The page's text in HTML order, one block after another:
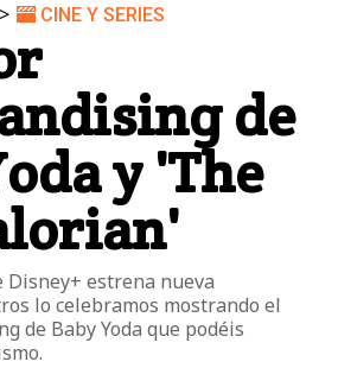
> CINE Y SERIES
de
y 'The
estrena nueva
lo celebramos mostrando el
de Baby Yoda que podéis